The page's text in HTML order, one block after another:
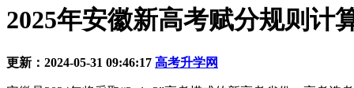
2025年安徽新高考赋分规则计
更新：2024-05-31 09:46:17 高考升学网